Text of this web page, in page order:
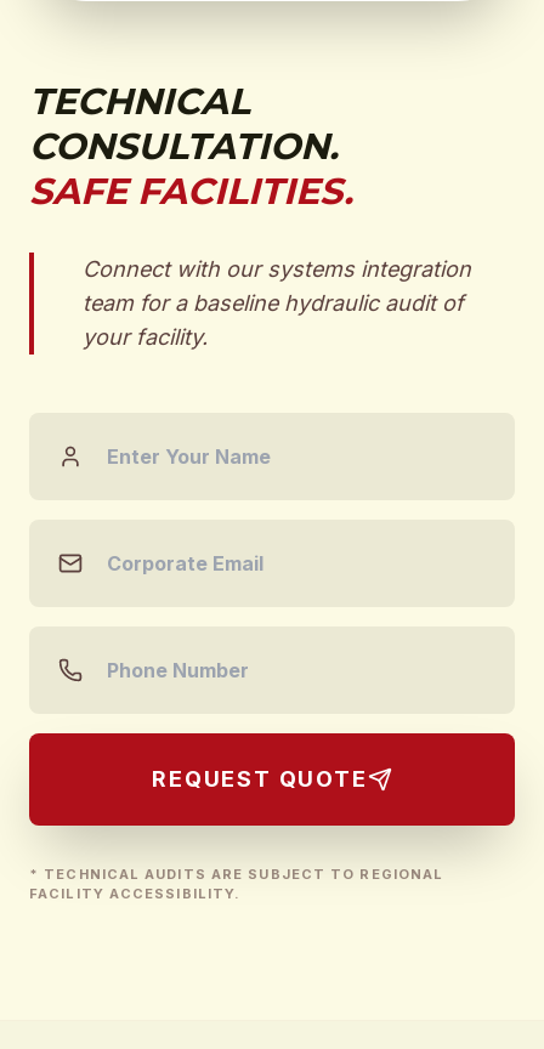
TECHNICAL
CONSULTATION.
SAFE FACILITIES.
Connect with our systems integration
team for a baseline hydraulic audit of
your facility.
REQUEST QUOTE
* TECHNICAL AUDITS ARE SUBJECT TO REGIONAL
FACILITY ACCESSIBILITY.